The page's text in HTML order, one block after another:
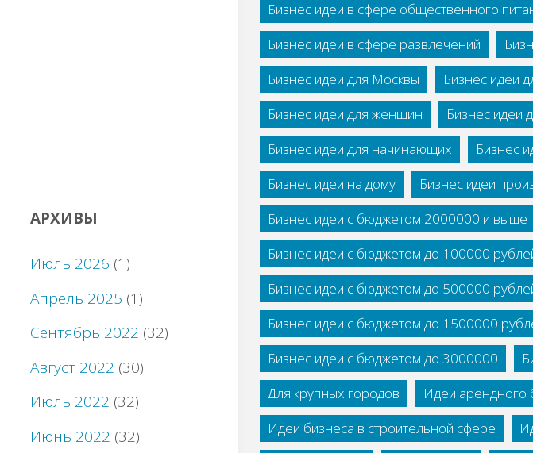
Бизнес идеи в сфере общественного
Бизнес идеи в сфере развлечений
Бизнес идеи для Москвы
Бизнес идеи
Бизнес идеи для женщин
Бизнес идеи
Бизнес идеи для начинающих
Бизнес
Бизнес идеи на дому
Бизнес идеи
Бизнес идеи с бюджетом 2000000 и выше
Бизнес идеи с бюджетом до 100000
Бизнес идеи с бюджетом до 500000
Бизнес идеи с бюджетом до 1500000
Бизнес идеи с бюджетом до 3000000
Для крупных городов
Идеи арендного
Идеи бизнеса в строительной сфере
АРХИВЫ
Июль 2026 (1)
Апрель 2025 (1)
Сентябрь 2022 (32)
Август 2022 (30)
Июль 2022 (32)
Июнь 2022 (32)